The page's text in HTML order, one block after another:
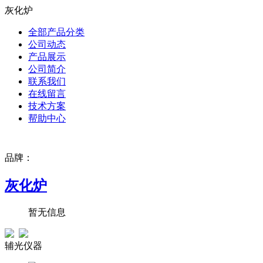
灰化炉
全部产品分类
公司动态
产品展示
公司简介
联系我们
在线留言
技术方案
帮助中心
品牌：
灰化炉
暂无信息
辅光仪器